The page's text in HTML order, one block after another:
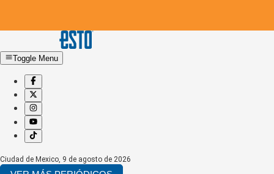
Toggle Menu
Ciudad de Mexico, 9 de agosto de 2026